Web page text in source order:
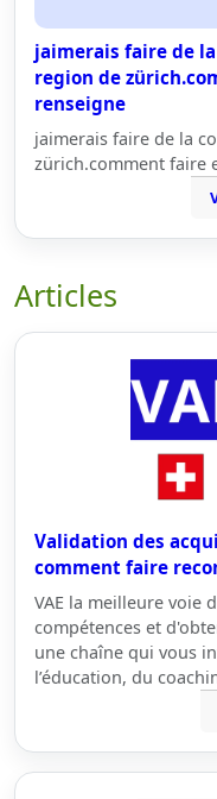
jaimerais faire de
region de
renseigne
jaimerais faire de la
zürich.comment faire
Articles
Validation des
comment faire
VAE la meilleure voie
compétences et
une chaîne qui vous
l’éducation, du